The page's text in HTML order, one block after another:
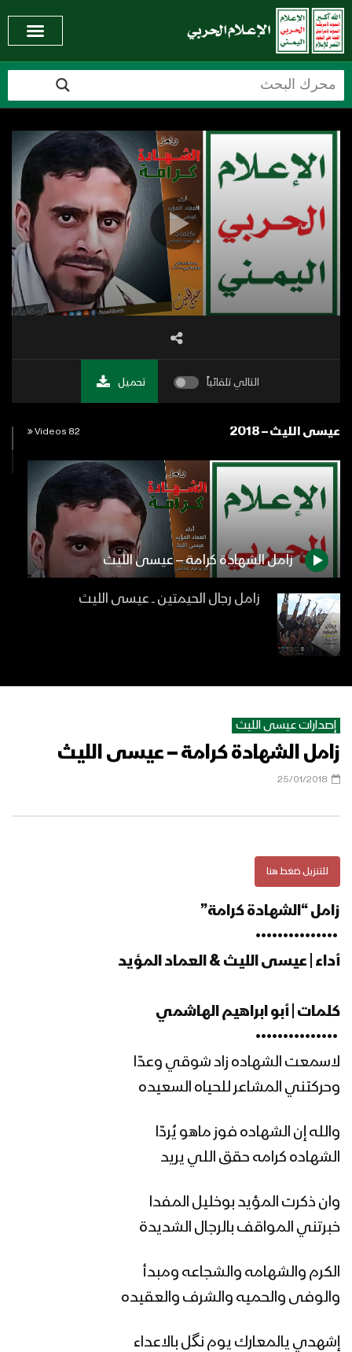
Player
02:24
التالي تلقائياً تحميل
عيسى الليث – 2018 82 Videos
زامل الشهادة كرامة – عيسى الليث
زامل رجال الحيمتين ــ عيسى الليث
زامل بكيل – عيسى الليث
زامل حي جند الله | عيسى الليث
المؤيد
زامل العز في حد السيوف – عيسى الليث
زامل الموت الأزول | عيسى الليث
زامل فيلق الأهنوم – عيسى الليث
ساحة الإعداد – عيسى الليث
إصدارات عيسى الليث
زامل الشهادة كرامة – عيسى الليث
25/01/2018
للتنزيل ضغط هنا
زامل “الشهادة كرامة”
•••••••••••••••
أداء | عيسى الليث & العماد المؤيد
كلمات | ‏أبو ابراهيم الهاشمي
‏ •••••••••••••••
لاسمعت الشهاده زاد شوقي وعدّا
وحركتني المشاعر للحياه السعيده
والله إن الشهاده فوز ماهو يُردّا
الشهاده كرامه حقق اللي يريد
وان ذكرت المؤيد بوخليل المفدا
خبرتني المواقف بالرجال الشديدة
الكرم والشهامه والشجاعه ومبدأ
والوفى والحميه والشرف والعقيده
إشهدي يالمعارك يوم نگل بالاعداء